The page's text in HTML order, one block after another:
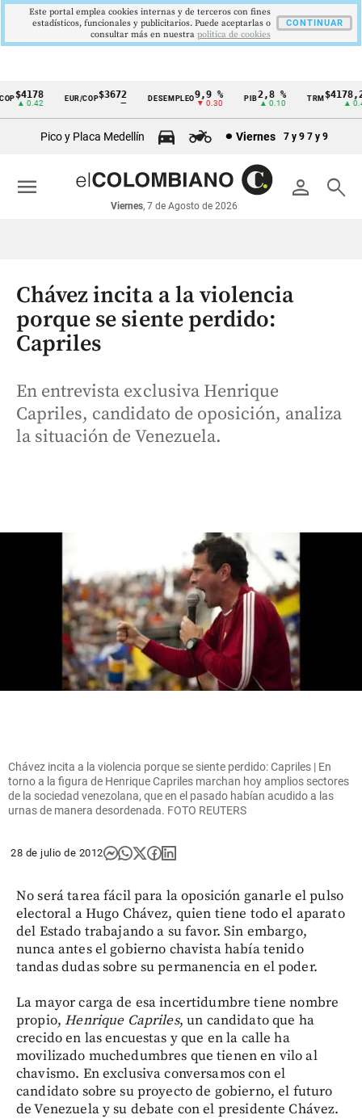
Cintillo
económicos
Colombia
$4178
▲ 0.42
EUR/COP$3672 DESEMPLEO 9,9 %
▼ 0.30
PIB2,8 %
▲ 0.10
TRM$4178,23
▲ 0.42
Pico y Placa Medellín Viernes 7 y 9 7 y 9
person search
Viernes, 7 de Agosto de 2026
menu
Chávez incita a la violencia
porque se siente perdido:
Capriles
En entrevista exclusiva Henrique
Capriles, candidato de oposición, analiza
la situación de Venezuela.
Chávez incita a la violencia porque se siente perdido: Capriles | En
torno a la figura de Henrique Capriles marchan hoy amplios sectores
de la sociedad venezolana, que en el pasado habían acudido a las
urnas de manera desordenada. FOTO REUTERS
28 de julio de 2012
No será tarea fácil para la oposición ganarle el pulso
electoral a Hugo Chávez, quien tiene todo el aparato
del Estado trabajando a su favor. Sin embargo,
nunca antes el gobierno chavista había tenido
tandas dudas sobre su permanencia en el poder.
La mayor carga de esa incertidumbre tiene nombre
propio,Henrique Capriles, un candidato que ha
crecido en las encuestas y que en la calle ha
movilizado muchedumbres que tienen en vilo al
chavismo. En exclusiva conversamos con el
candidato sobre su proyecto de gobierno, el futuro
de Venezuela y su debate con el presidente Chávez.
Este portal emplea cookies internas y de terceros con fines
estadísticos, funcionales y publicitarios. Puede aceptarlas o
consultar más en nuestra politica de cookies
CONTINUAR